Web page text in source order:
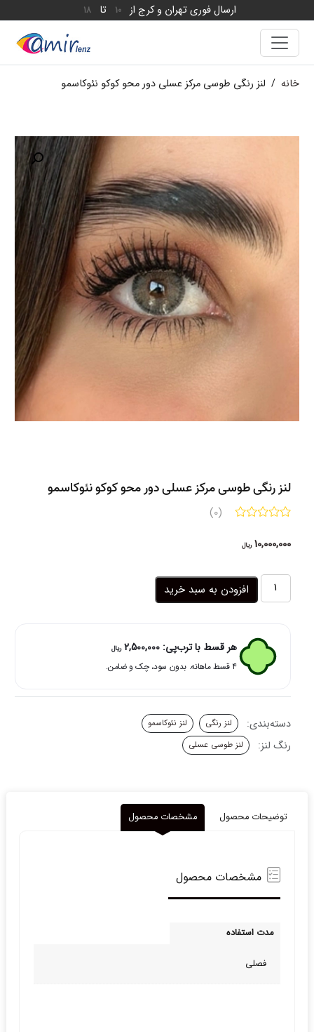
ارسال فوری تهران و کرج از 10 تا 18
خانه / لنز رنگی طوسی مرکز عسلی دور محو کوکو نئوکاسمو
لنز رنگی طوسی مرکز عسلی دور محو کوکو نئوکاسمو
(0)
10,000,000 ریال
لنز
رنگی
عسلی
نئوکاسمو
افزودن به سبد خرید
هر قسط با ترب‌پی: 2,500,000 ریال
۴ قسط ماهانه. بدون سود، چک و ضامن.
دسته‌بندی: لنز رنگی لنز نئوکاسمو
رنگ لنز: لنز طوسی عسلی
توضیحات محصول مشخصات محصول
مشخصات محصول
مدت استفاده
فصلی